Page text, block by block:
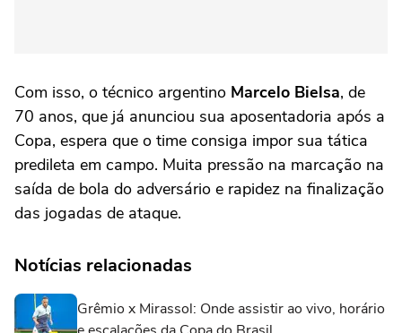
Com isso, o técnico argentino Marcelo Bielsa, de
70 anos, que já anunciou sua aposentadoria após a
Copa, espera que o time consiga impor sua tática
predileta em campo. Muita pressão na marcação na
saída de bola do adversário e rapidez na finalização
das jogadas de ataque.
Notícias relacionadas
Grêmio x Mirassol: Onde assistir ao vivo, horário